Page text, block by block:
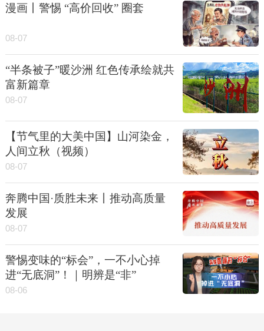
漫画丨警惕 “高价回收” 圈套
08-07
“半条被子”暖沙洲 红色传承绘就共
富新篇章
08-07
【节气里的大美中国】山河染金，
人间立秋（视频）
08-07
奔腾中国·质胜未来丨推动高质量
发展
08-07
警惕变味的“标会”，一不小心掉
进“无底洞”！｜明辨是“非”
08-06